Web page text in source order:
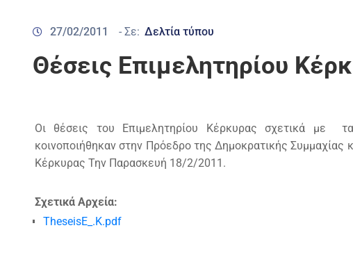
27/02/2011 - Σε: Δελτία τύπου
Θέσεις Επιμελητηρίου
Οι θέσεις του Επιμελητηρίου Κέρκυρας σχετικά με
κοινοποιήθηκαν στην Πρόεδρο της Δημοκρατικής
Κέρκυρας Την Παρασκευή 18/2/2011.
Σχετικά Αρχεία:
TheseisE_.K.pdf